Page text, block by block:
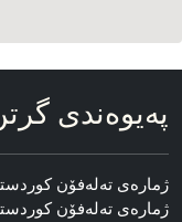
په‌یوه‌ندی
ژماره‌ی ته‌له‌فۆن کوردستان : 07506206655
ژماره‌ی ته‌له‌فۆن کوردستان : 07504687209